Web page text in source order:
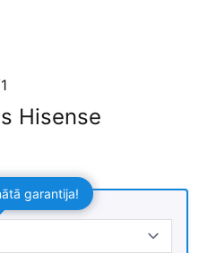
Hisense
garantija!